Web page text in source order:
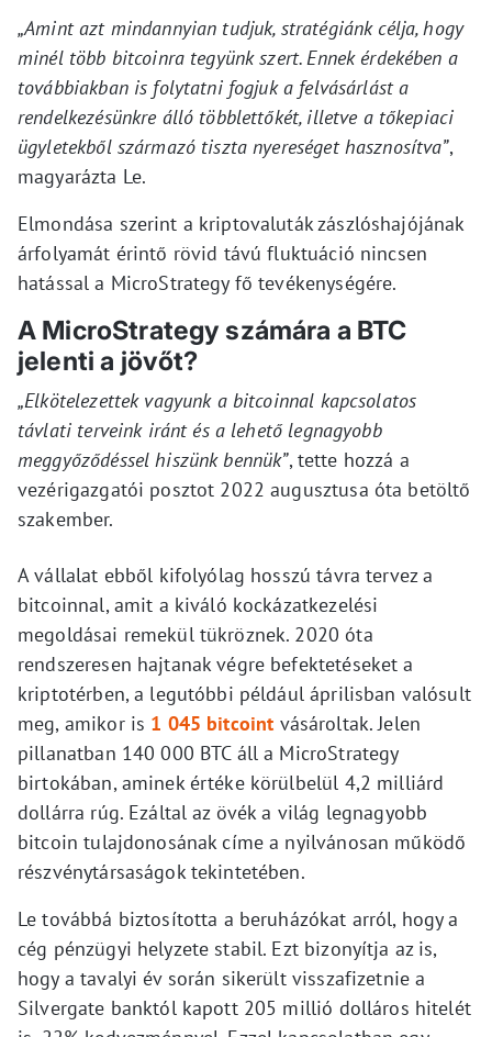
„Amint azt mindannyian tudjuk, stratégiánk célja, hogy
minél több bitcoinra tegyünk szert. Ennek érdekében a
továbbiakban is folytatni fogjuk a felvásárlást a
rendelkezésünkre álló többlettőkét, illetve a tőkepiaci
ügyletekből származó tiszta nyereséget hasznosítva”,
magyarázta Le.
Elmondása szerint a kriptovaluták zászlóshajójának
árfolyamát érintő rövid távú fluktuáció nincsen
hatással a MicroStrategy fő tevékenységére.
A MicroStrategy számára a BTC
jelenti a jövőt?
„Elkötelezettek vagyunk a bitcoinnal kapcsolatos
távlati terveink iránt és a lehető legnagyobb
meggyőződéssel hiszünk bennük”, tette hozzá a
vezérigazgatói posztot 2022 augusztusa óta betöltő
szakember.
A vállalat ebből kifolyólag hosszú távra tervez a
bitcoinnal, amit a kiváló kockázatkezelési
megoldásai remekül tükröznek. 2020 óta
rendszeresen hajtanak végre befektetéseket a
kriptotérben, a legutóbbi például áprilisban valósult
meg, amikor is 1 045 bitcoint vásároltak. Jelen
pillanatban 140 000 BTC áll a MicroStrategy
birtokában, aminek értéke körülbelül 4,2 milliárd
dollárra rúg. Ezáltal az övék a világ legnagyobb
bitcoin tulajdonosának címe a nyilvánosan működő
részvénytársaságok tekintetében.
Le továbbá biztosította a beruházókat arról, hogy a
cég pénzügyi helyzete stabil. Ezt bizonyítja az is,
hogy a tavalyi év során sikerült visszafizetnie a
Silvergate banktól kapott 205 millió dolláros hitelét